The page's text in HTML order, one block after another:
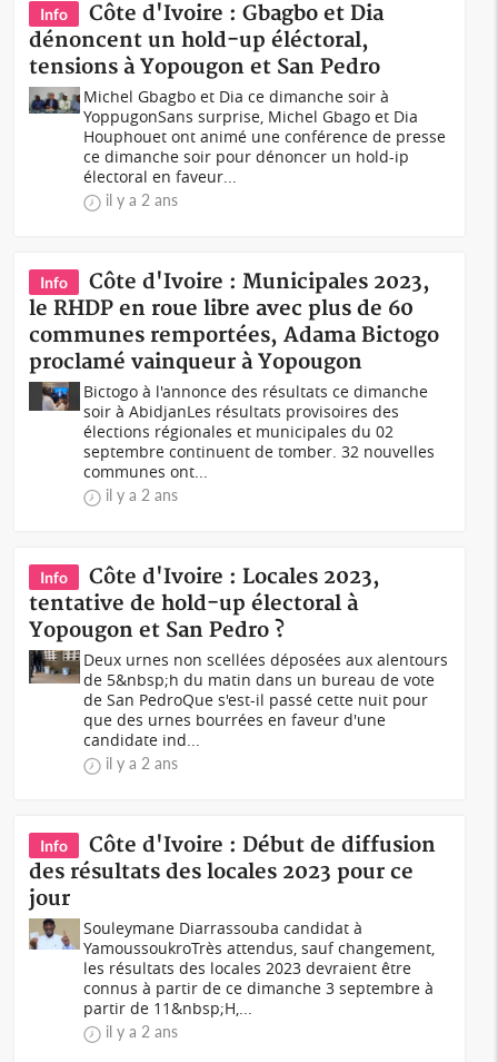
Info
Côte d'Ivoire : Gbagbo et Dia
dénoncent un hold-up éléctoral,
tensions à Yopougon et San Pedro
Michel Gbagbo et Dia ce dimanche soir à
YoppugonSans surprise, Michel Gbago et Dia
Houphouet ont animé une conférence de presse
ce dimanche soir pour dénoncer un hold-ip
électoral en faveur...
il y a 2 ans
Info
Côte d'Ivoire : Municipales 2023,
le RHDP en roue libre avec plus de 60
communes remportées, Adama Bictogo
proclamé vainqueur à Yopougon
Bictogo à l'annonce des résultats ce dimanche
soir à AbidjanLes résultats provisoires des
élections régionales et municipales du 02
septembre continuent de tomber. 32 nouvelles
communes ont...
il y a 2 ans
Info
Côte d'Ivoire : Locales 2023,
tentative de hold-up électoral à
Yopougon et San Pedro ?
Deux urnes non scellées déposées aux alentours
de 5&nbsp;h du matin dans un bureau de vote
de San PedroQue s'est-il passé cette nuit pour
que des urnes bourrées en faveur d'une
candidate ind...
il y a 2 ans
Info
Côte d'Ivoire : Début de diffusion
des résultats des locales 2023 pour ce
jour
Souleymane Diarrassouba candidat à
YamoussoukroTrès attendus, sauf changement,
les résultats des locales 2023 devraient être
connus à partir de ce dimanche 3 septembre à
partir de 11&nbsp;H,...
il y a 2 ans